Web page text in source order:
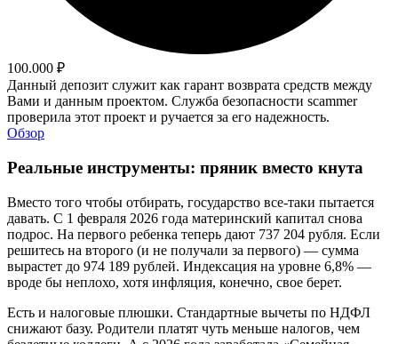
100.000 ₽
Данный депозит служит как гарант возврата средств между
Вами и данным проектом. Служба безопасности scammer
проверила этот проект и ручается за его надежность.
Обзор
Реальные инструменты: пряник вместо кнута
Вместо того чтобы отбирать, государство все-таки пытается
давать. С 1 февраля 2026 года материнский капитал снова
подрос. На первого ребенка теперь дают 737 204 рубля. Если
решитесь на второго (и не получали за первого) — сумма
вырастет до 974 189 рублей. Индексация на уровне 6,8% —
вроде бы неплохо, хотя инфляция, конечно, свое берет.
Есть и налоговые плюшки. Стандартные вычеты по НДФЛ
снижают базу. Родители платят чуть меньше налогов, чем